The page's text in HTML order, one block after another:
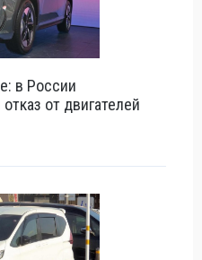
в России
от двигателей